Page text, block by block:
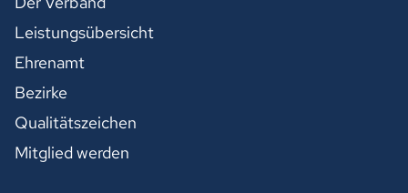
Leistungsübersicht
Ehrenamt
Bezirke
Qualitätszeichen
Mitglied werden